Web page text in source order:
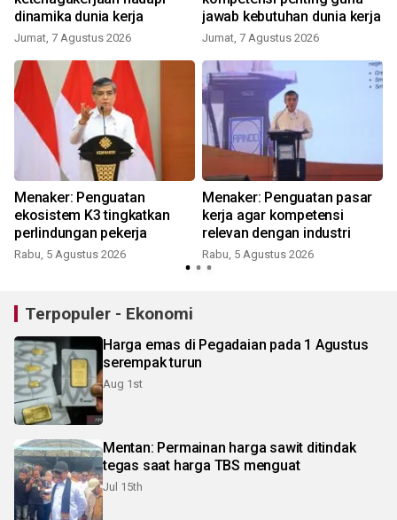
dinamika dunia kerja
Jumat, 7 Agustus 2026
jawab kebutuhan dunia kerja
Jumat, 7 Agustus 2026
Menaker: Penguatan
ekosistem K3 tingkatkan
perlindungan pekerja
Rabu, 5 Agustus 2026
Menaker: Penguatan pasar
kerja agar kompetensi
relevan dengan industri
Rabu, 5 Agustus 2026
Terpopuler - Ekonomi
Harga emas di Pegadaian pada 1 Agustus
serempak turun
Aug 1st
Mentan: Permainan harga sawit ditindak
tegas saat harga TBS menguat
Jul 15th